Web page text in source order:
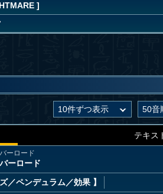
]
テキス
ーロード
ーロード
／ペンデュラム／効果 】